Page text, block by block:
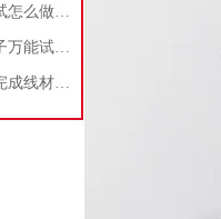
植入式医疗导线疲劳测试怎么做？线材疲劳试验机原理、参数、判定标准
薄膜拉伸测试讲解：电子万能试验机、视频引伸计与气动夹具的应用和流程介绍
高精度拉力试验机如何完成线材咬合力测试？一文读懂